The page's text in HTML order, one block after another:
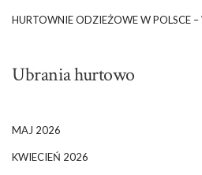
HURTOWNIE ODZIEŻOWE W POLSCE –
Ubrania hurtowo
MAJ 2026
KWIECIEŃ 2026